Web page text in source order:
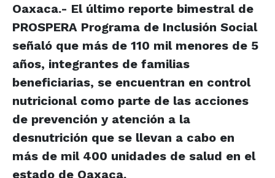
Oaxaca.- El último reporte bimestral de
PROSPERA Programa de Inclusión Social
señaló que más de 110 mil menores de 5
años, integrantes de familias
beneficiarias, se encuentran en control
nutricional como parte de las acciones
de prevención y atención a la
desnutrición que se llevan a cabo en
más de mil 400 unidades de salud en el
estado de Oaxaca.